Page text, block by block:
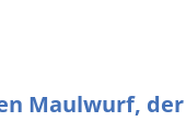
Maulwurf,